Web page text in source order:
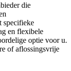
die
specifieke
en flexibele
optie voor u.
of aflossingsvrije